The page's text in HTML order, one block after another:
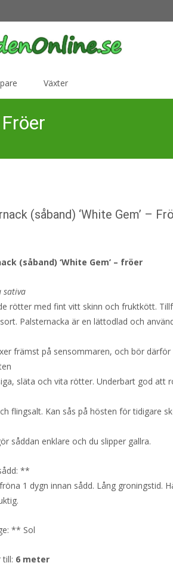
Växter
(såband) ‘White Gem’ –
(såband) ‘White Gem’ – fröer
sativa
rötter med fint vitt skinn och fruktkött.
Palsternacka är en lättodlad och
främst på sensommaren, och bör därför
släta och vita rötter. Underbart god att
flingsalt. Kan sås på hösten för tidigare
såddan enklare och du slipper gallra.
**
1 dygn innan sådd. Lång groningstid.
** Sol
6 meter